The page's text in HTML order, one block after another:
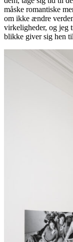
måske romantiske
om ikke ændre
virkeligheder, og jeg
blikke giver sig hen